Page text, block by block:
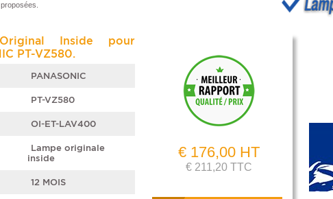
Inside pour
PT-VZ580.
PANASONIC
PT-VZ580
OI-ET-LAV400
Lampe originale
inside
12 MOIS
€ 176,00 HT
€ 211,20 TTC